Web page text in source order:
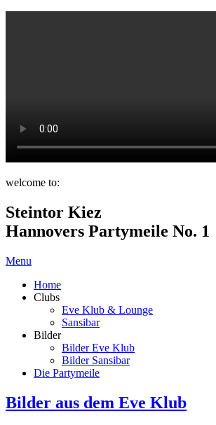
welcome to:
Steintor Kiez
Hannovers Partymeile No. 1
Menu
Home
Clubs
Eve Klub & Lounge
Sansibar
Bilder
Bilder Eve Klub
Bilder Sansibar
Die Partymeile
Bilder aus dem Eve Klub